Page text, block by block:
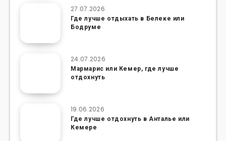
27.07.2026
Где лучше отдыхать в Белеке или
Бодруме
24.07.2026
Мармарис или Кемер, где лучше
отдохнуть
19.06.2026
Где лучше отдохнуть в Анталье или
Кемере